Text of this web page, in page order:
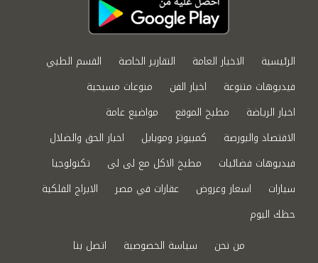
الرئيسية الاخبار العامة التقارير الخاصة
القسم الطبي
فيديوهات متنوعة
اخبار الفن
منوعات مسيحية
اخبار الرياضة
مطبخ الموقع
مواضيع عامة
الاقتصاد والبورصة
كمبيوتر وموبايل
اخبار الحق والضلال
فيديوهات فضائيات
مطبخ الاكل مع لى لى
تكنولوجيا
سيارات
اسعار وعروض عقارات في مصر
الابراج الفلكية
حظك اليوم
من نحن
سياسة الخصوصية اتصل بنا